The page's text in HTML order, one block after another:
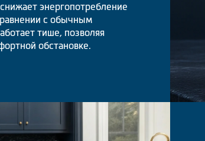
энергопотребление
с обычным
тише, позволяя
обстановке.